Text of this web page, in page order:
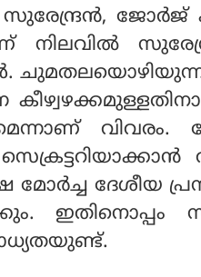
നിലവില്‍
ചുമതലയൊഴിയുന്ന
വിവരം.
മോര്‍ച്ച ദേശീയ